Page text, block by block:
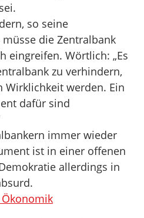
so seine
die Zentralbank
eingreifen. Wörtlich: „Es
zu verhindern,
Wirklichkeit werden. Ein
dafür sind
immer wieder
ist in einer offenen
allerdings in
Ökonomik